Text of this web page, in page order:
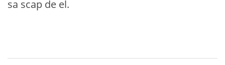
sa scap de el.